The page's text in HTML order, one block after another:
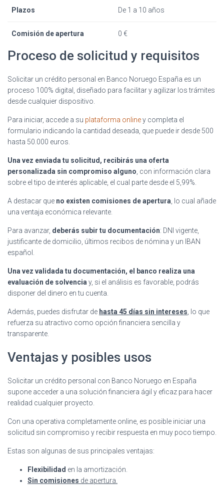
Plazos De 1 a 10 años
Comisión de apertura 0 €
Proceso de solicitud y requisitos
Solicitar un crédito personal en Banco Noruego España es un
proceso 100% digital, diseñado para facilitar y agilizar los trámites
desde cualquier dispositivo.
Para iniciar, accede a su plataforma onliney completa el
formulario indicando la cantidad deseada, que puede ir desde 500
hasta 50.000 euros.
Una vez enviada tu solicitud, recibirás una oferta
personalizada sin compromiso alguno , con información clara
sobre el tipo de interés aplicable, el cual parte desde el 5,99%.
A destacar que no existen comisiones de apertura , lo cual añade
una ventaja económica relevante.
Para avanzar, deberás subir tu documentación: DNI vigente,
justificante de domicilio, últimos recibos de nómina y un IBAN
español.
Una vez validada tu documentación, el banco realiza una
evaluación de solvencia y, si el análisis es favorable, podrás
disponer del dinero en tu cuenta.
Además, puedes disfrutar de hasta 45 días sin intereses , lo que
refuerza su atractivo como opción financiera sencilla y
transparente.
Ventajas y posibles usos
Solicitar un crédito personal con Banco Noruego en España
supone acceder a una solución financiera ágil y eficaz para hacer
realidad cualquier proyecto.
Con una operativa completamente online, es posible iniciar una
solicitud sin compromiso y recibir respuesta en muy poco tiempo.
Estas son algunas de sus principales ventajas:
Flexibilidad en la amortización.
Sin comisiones de apertura.